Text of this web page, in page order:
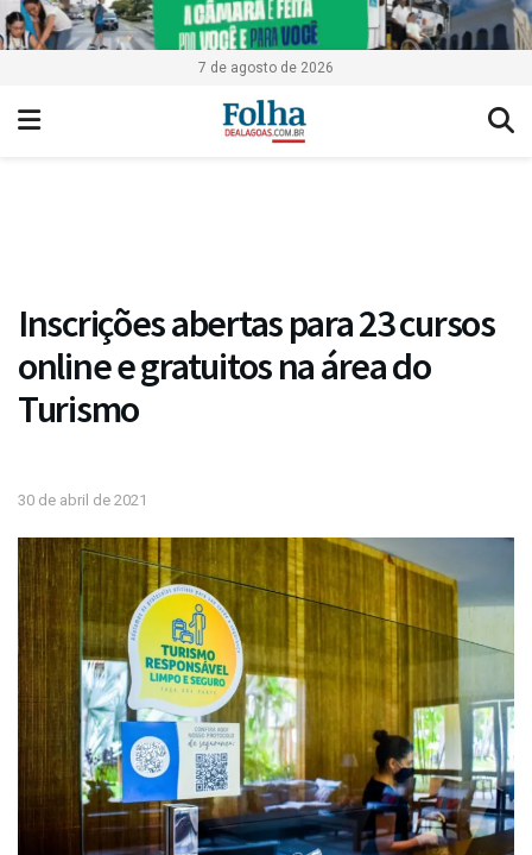
7 de agosto de 2026
Inscrições abertas para 23 cursos
online e gratuitos na área do
Turismo
30 de abril de 2021